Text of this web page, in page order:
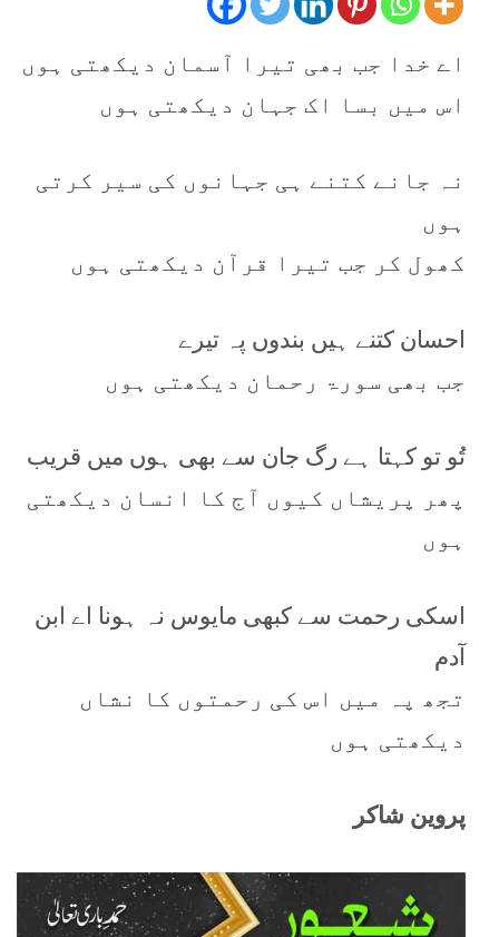
اے خدا جب بھی تیرا آسمان دیکھتی ہوں
اس میں بسا اک جہان دیکھتی ہوں
نہ جانے کتنے ہی جہانوں کی سیر کرتی
ہوں
کھول کر جب تیرا قرآن دیکھتی ہوں
احسان کتنے ہیں بندوں پہ تیرے
جب بھی سورۃ رحمان دیکھتی ہوں
تُو تو کہتا ہے رگ جان سے بھی ہوں میں قریب
پھر پریشاں کیوں آج کا انسان دیکھتی
ہوں
اسکی رحمت سے کبھی مایوس نہ ہونا اے ابن
آدم
تجھ پہ میں اس کی رحمتوں کا نشاں
دیکھتی ہوں
پروین شاکر